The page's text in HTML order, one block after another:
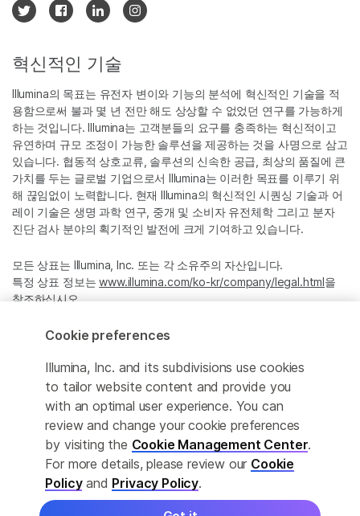
정확한 번역을 제공하고자 합당한 노력을 기울였으나, 자동 번역은
완벽하지 않으며, 그 목적 또한 원문을 대체하기 위함이 아닙니다. 공
혁신적인 기술
Illumina의 목표는 유전자 변이와 기능의 분석에 혁신적인 기술을 적
용함으로써 불과 몇 년 전만 해도 상상할 수 없었던 연구를 가능하게
하는 것입니다. Illumina는 고객분들의 요구를 충족하는 혁신적이고
유연하며 규모 조정이 가능한 솔루션을 제공하는 것을 사명으로 삼고
있습니다. 협동적 상호교류, 솔루션의 신속한 공급, 최상의 품질에 큰
가치를 두는 글로벌 기업으로서 Illumina는 이러한 목표를 이루기 위
해 끊임없이 노력합니다. 현재 Illumina의 혁신적인 시퀀싱 기술과 어
레이 기술은 생명 과학 연구, 중개 및 소비자 유전체학 그리고 분자
진단 검사 분야의 획기적인 발전에 크게 기여하고 있습니다.
모든 상표는 Illumina, Inc. 또는 각 소유주의 자산입니다.
특정 상표 정보는www.illumina.com/ko-kr/company/legal.html을
참조하십시오.
Privacy Policy
© 2026 Illumina, Inc. All rights reserved.
Cookie preferences
Illumina, Inc. and its subdivisions use cookies
to tailor website content and provide you
with an optimal user experience. You can
review and change your cookie preferences
by visiting the Cookie Management Center.
For more details, please review our Cookie
Policyand Privacy Policy.